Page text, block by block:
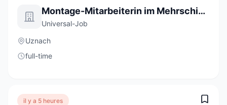
Montage-Mitarbeiterin im Mehrschichtbetrieb 80 - 100% (m/w/d)
Universal-Job
Uznach
full-time
il y a 5 heures